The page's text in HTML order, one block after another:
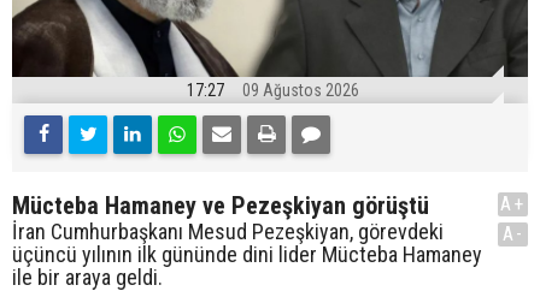
17:27 09 Ağustos 2026
Mücteba Hamaney ve Pezeşkiyan görüştü
İran Cumhurbaşkanı Mesud Pezeşkiyan, görevdeki
üçüncü yılının ilk gününde dini lider Mücteba Hamaney
ile bir araya geldi.
A+
A-